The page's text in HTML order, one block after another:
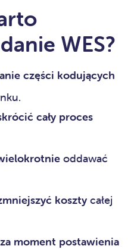
WES?
części kodujących
cały proces
oddawać
koszty całej
moment postawienia